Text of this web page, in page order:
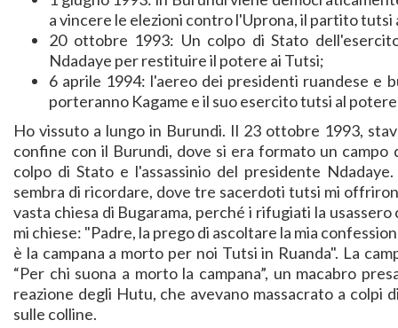
a vincere le elezioni contro l'Uprona, il partito tutsi
20 ottobre 1993: Un colpo di Stato
Ndadaye per restituire il potere ai Tutsi;
6 aprile 1994: l'aereo dei presidenti ruandese e
porteranno Kagame e il suo esercito tutsi al
Ho vissuto a lungo in Burundi. Il 23 ottobre 1993,
confine con il Burundi, dove si era formato un
colpo di Stato e l'assassinio del presidente
sembra di ricordare, dove tre sacerdoti tutsi mi
vasta chiesa di Bugarama, perché i rifugiati la
mi chiese: "Padre, la prego di ascoltare la mia
è la campana a morto per noi Tutsi in Ruanda". La
“Per chi suona a morto la campana”, un macabro
reazione degli Hutu, che avevano massacrato a colpi
sulle colline.